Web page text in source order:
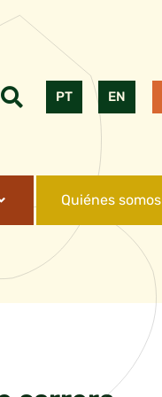
PT EN
Quiénes somos